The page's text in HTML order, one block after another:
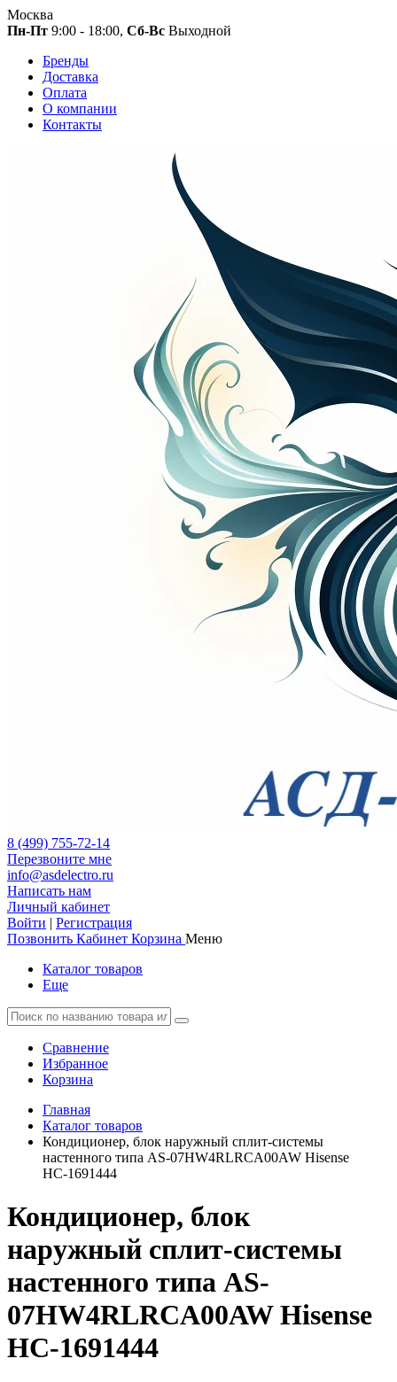
Москва
Пн-Пт 9:00 - 18:00, Сб-Вс Выходной
Бренды
Доставка
Оплата
О компании
Контакты
8 (499) 755-72-14
Перезвоните мне
info@asdelectro.ru
Написать нам
Личный кабинет
Войти | Регистрация
Позвонить Кабинет Корзина Меню
Каталог товаров
Еще
Сравнение
Избранное
Корзина
Главная
Каталог товаров
Кондиционер, блок наружный сплит-системы
настенного типа AS-07HW4RLRCA00AW Hisense
НС-1691444
Кондиционер, блок
наружный сплит-системы
настенного типа AS-
07HW4RLRCA00AW Hisense
НС-1691444